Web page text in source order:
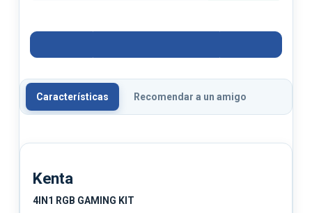
Características Recomendar a un amigo
Kenta
4IN1 RGB GAMING KIT